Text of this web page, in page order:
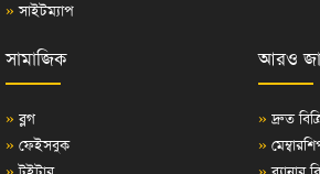
» সাইটম্যাপ
সামাজিক
» ব্লগ
» ফেইসবুক
আরও
» দ্রুত
»